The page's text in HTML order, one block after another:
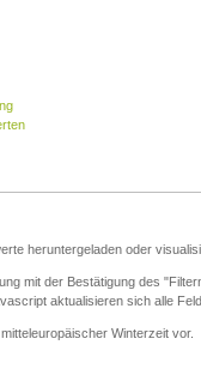
heruntergeladen oder
mit der Bestätigung des
aktualisieren sich alle
Winterzeit vor.